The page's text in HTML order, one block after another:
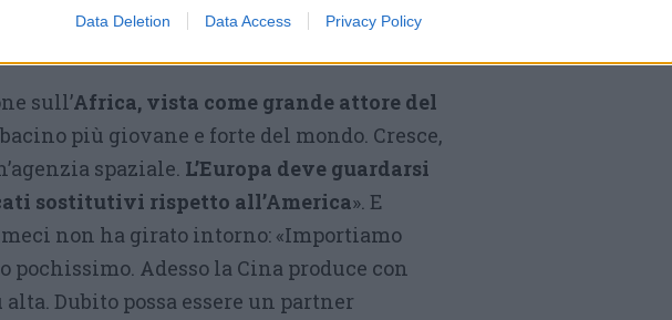
Data Deletion Data Access Privacy Policy
sull’Africa, vista come grande attore del
bacino più giovane e forte del mondo. Cresce,
spaziale. L’Europa deve guardarsi
sostitutivi rispetto all’America». E
non ha girato intorno: «Importiamo
pochissimo. Adesso la Cina produce con
Dubito possa essere un partner